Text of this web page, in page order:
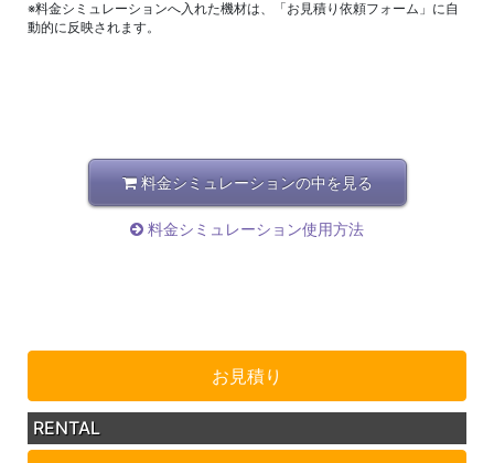
※料金シミュレーションへ入れた機材は、「お見積り依頼フォーム」に自
動的に反映されます。
料金シミュレーションの中を見る
料金シミュレーション使用方法
お見積り
RENTAL